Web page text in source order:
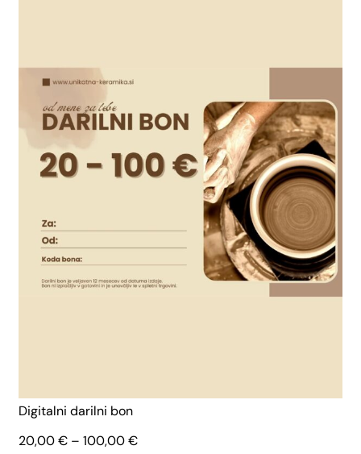
Digitalni darilni bon
20,00€ – 100,00€Cenovni